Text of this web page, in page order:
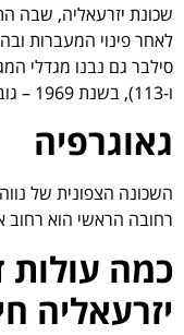
לאחר פינוי המעברות
ו-113), בשנת 1969 – גובהם 65 מטר.
גאוגרפיה
השכונה הצפונית של
רחובה הראשי הוא רחוב
כמה עולות
יזרעאליה